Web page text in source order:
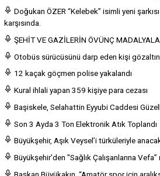
Doğukan ÖZER “Kelebek” isimli yeni
karşısında.
ŞEHİT VE GAZİLERİN ÖVÜNÇ
Otobüs sürücüsünü darp eden kişi
12 kaçak göçmen polise yakalandı
Kural ihlali yapan 359 kişiye para cezası
Başiskele, Selahattin Eyyubi Caddesi
Son 3 Ayda 3 Ton Elektronik Atık Toplandı
Büyükşehir, Aşık Veysel’i türküleriyle
Büyükşehir’den "Sağlık Çalışanlarına Vefa”